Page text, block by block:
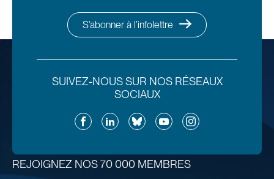
S’abonner à l’infolettre
SUIVEZ-NOUS SUR NOS RÉSEAUX
SOCIAUX
FacebookLinkedInBlueskyYouTubeInstagram
REJOIGNEZ NOS 70 000 MEMBRES